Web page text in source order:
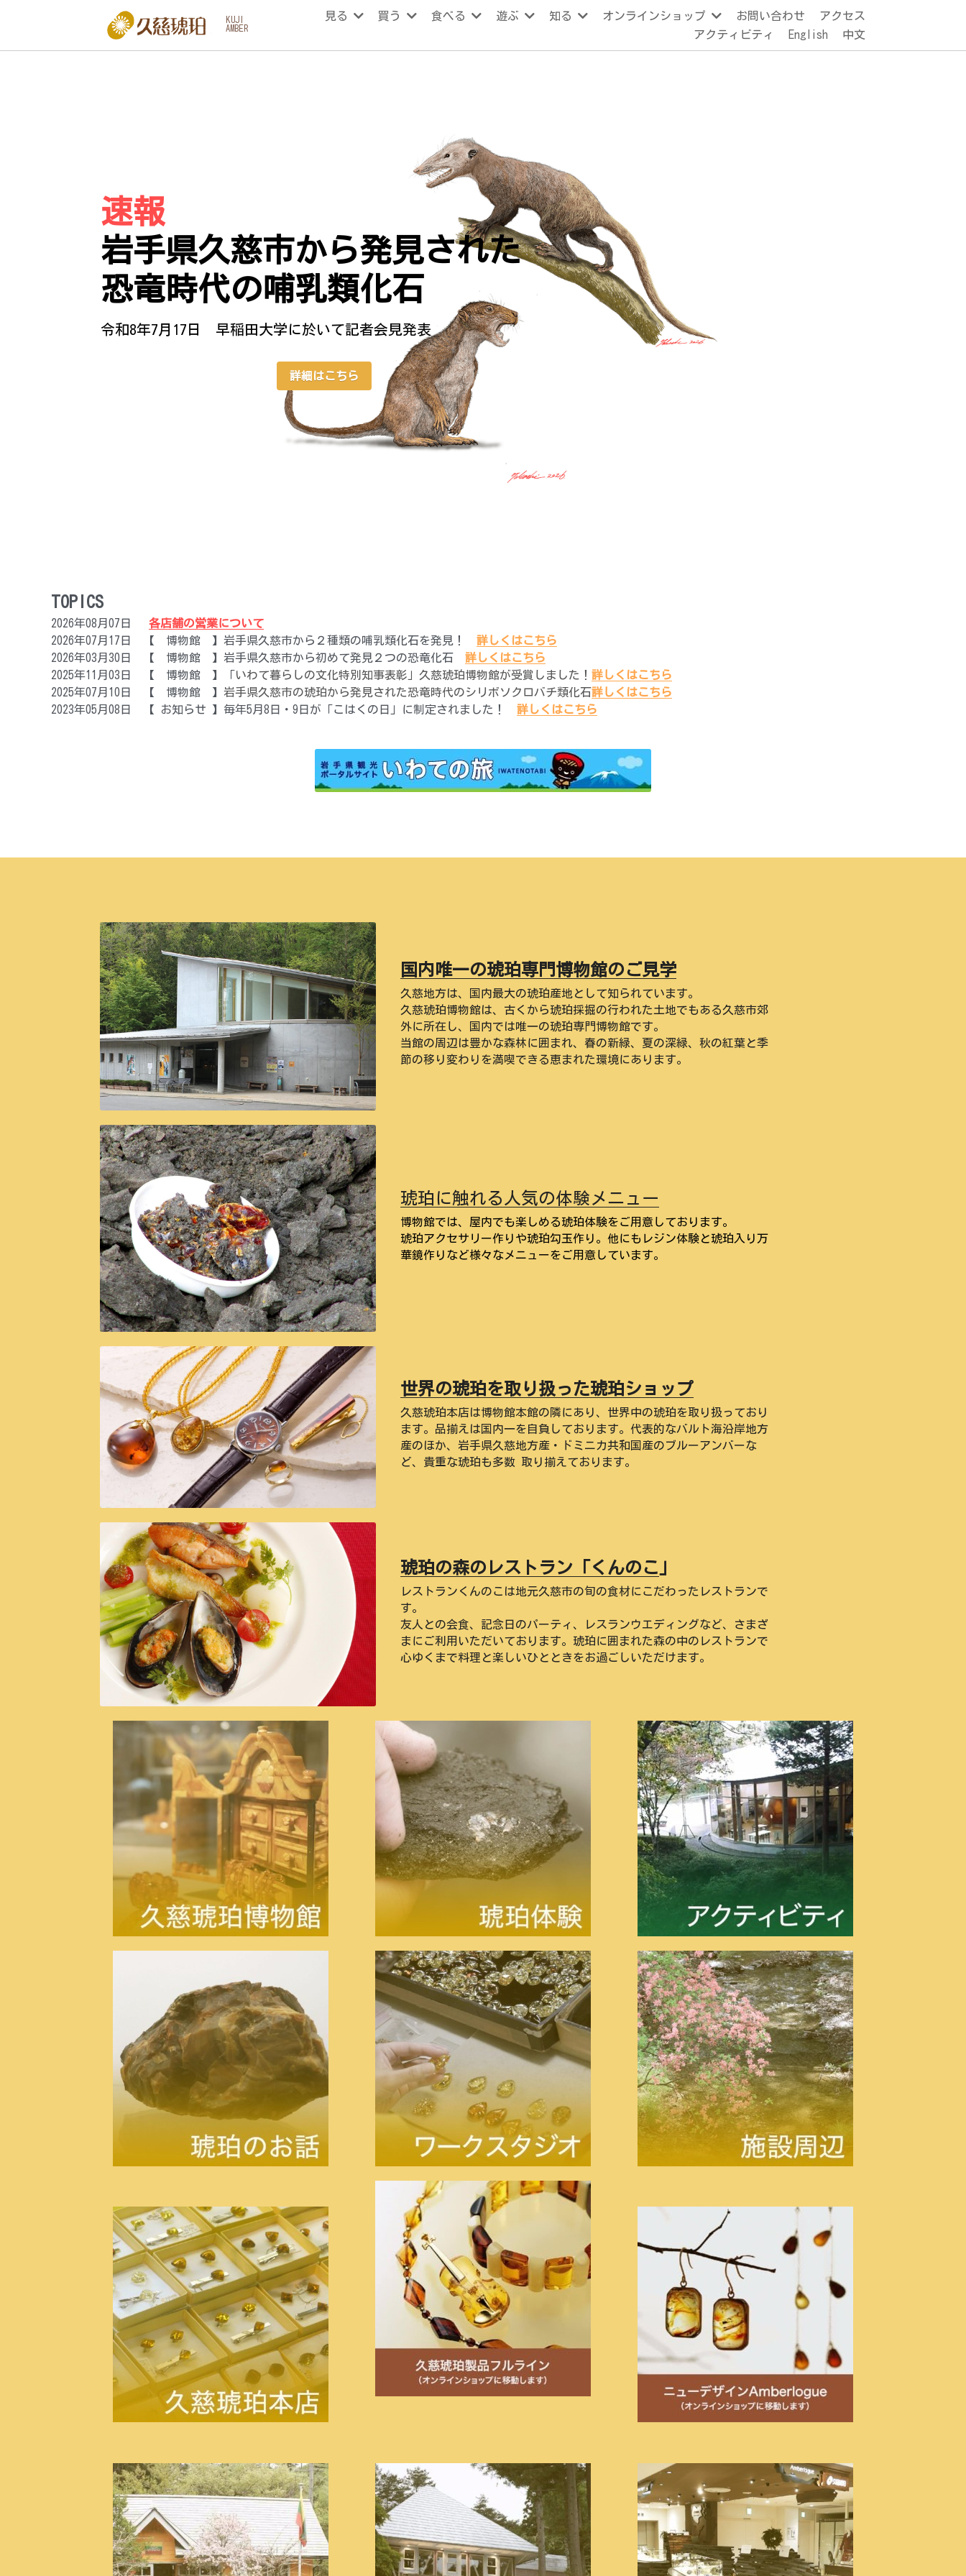
KUJI
AMBER
見る 買う 食べる 遊ぶ 知る オンラインショップ お問い合わせ
アクセス
アクティビティ
English 中文
速報
岩手県久慈市から発見された
恐竜時代の哺乳類化石
令和8年7月17日　早稲田大学に於いて記者会見発表
詳細はこちら
TOPICS
2026年08月07日 各店舗の営業について
2026年07月17日　【　博物館　】岩手県久慈市から２種類の哺乳類化石を発見！
詳しくはこちら
2026年03月30日　【　博物館　】 岩手県久慈市から初めて発見２つの恐竜化石
詳しくはこちら
2025年11月03日　【　博物館  】「
いわて暮らしの文化特別知事表彰」久慈琥珀博物館が受賞しました！ 詳しくはこちら
2025年07月10日　【　博物館　】 岩手県久慈市の琥珀から発見された恐竜時代のシリボソクロバチ類化石詳しくはこちら
2023年05月08日　【 お知らせ 】毎年5月8日・9日が「こはくの日」に制定されました！ 詳しくはこちら
国内唯一の琥珀専門博物館のご見学
久慈地方は、国内最大の琥珀産地として知られています。
久慈琥珀博物館は、古くから琥珀採掘の行われた土地でもある久慈市郊
外に所在し、国内では唯一の琥珀専門博物館です。
当館の周辺は豊かな森林に囲まれ、春の新緑、夏の深緑、秋の紅葉と季
節の移り変わりを満喫できる恵まれた環境にあります。
琥珀に触れる人気の体験メニュー
博物館では、屋内でも楽しめる琥珀体験をご用意しております。
琥珀アクセサリー作りや琥珀勾玉作り。他にもレジン体験と琥珀入り万
華鏡作りなど様々なメニューをご用意しています。
世界の琥珀を取り扱った琥珀ショップ
久慈琥珀本店は博物館本館の隣にあり、世界中の琥珀を取り扱っており
ます。品揃えは国内一を自負しております。代表的なバルト海沿岸地方
産のほか、岩手県久慈地方産・ドミニカ共和国産のブルーアンバーな
ど、貴重な琥珀も多数 取り揃えております。
琥珀の森のレストラン「くんのこ
レストランくんのこは地元久慈市の旬の食材にこだわったレストランで
す。
友人との会食、記念日のパーティ、レスランウエディングなど、さまざ
まにご利用いただいております。琥珀に囲まれた森の中のレストランで
心ゆくまで料理と楽しいひとときをお過ごしいただけます。